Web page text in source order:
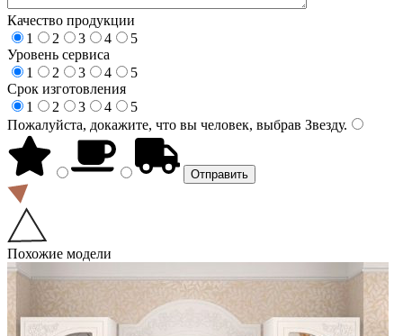
Качество продукции
1
2 3 4
5
Уровень сервиса
1
2 3 4
5
Срок изготовления
1
2 3 4
5
Пожалуйста, докажите, что вы человек, выбрав Звезду.
Похожие модели